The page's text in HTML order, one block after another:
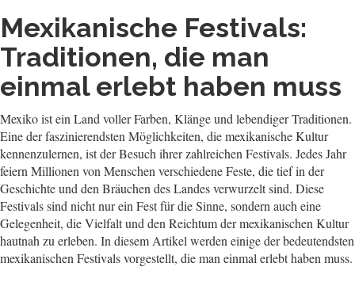
Mexikanische Festivals:
Traditionen, die man
einmal erlebt haben muss
Mexiko ist ein Land voller Farben, Klänge und lebendiger Traditionen.
Eine der faszinierendsten Möglichkeiten, die mexikanische Kultur
kennenzulernen, ist der Besuch ihrer zahlreichen Festivals. Jedes Jahr
feiern Millionen von Menschen verschiedene Feste, die tief in der
Geschichte und den Bräuchen des Landes verwurzelt sind. Diese
Festivals sind nicht nur ein Fest für die Sinne, sondern auch eine
Gelegenheit, die Vielfalt und den Reichtum der mexikanischen Kultur
hautnah zu erleben. In diesem Artikel werden einige der bedeutendsten
mexikanischen Festivals vorgestellt, die man einmal erlebt haben muss.